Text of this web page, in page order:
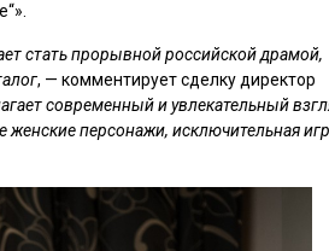
стать прорывной российской драмой,
, — комментирует сделку директор
современный и увлекательный
персонажи, исключительная